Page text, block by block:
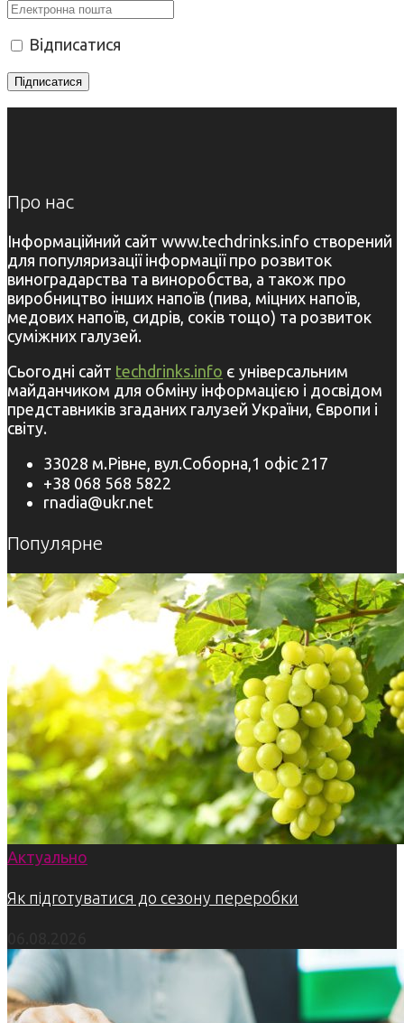
Відписатися
Про нас
Інформаційний сайт www.techdrinks.info створений
для популяризації інформації про розвиток
виноградарства та виноробства, а також про
виробництво інших напоїв (пива, міцних напоїв,
медових напоїв, сидрів, соків тощо) та розвиток
суміжних галузей.
Сьогодні сайт techdrinks.info є універсальним
майданчиком для обміну інформацією і досвідом
представників згаданих галузей України, Європи і
світу.
33028 м.Рівне, вул.Соборна,1 офіс 217
+38 068 568 5822
rnadia@ukr.net
Популярне
Актуально
Як підготуватися до сезону переробки